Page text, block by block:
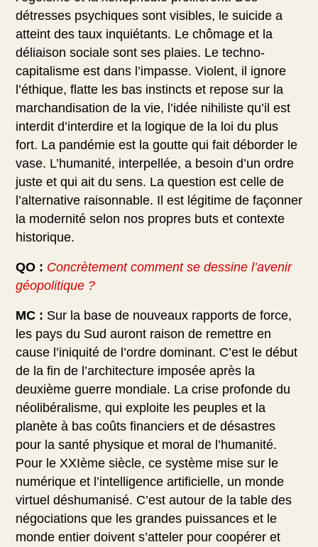
détresses psychiques sont visibles, le suicide a
atteint des taux inquiétants. Le chômage et la
déliaison sociale sont ses plaies. Le techno-
capitalisme est dans l’impasse. Violent, il ignore
l’éthique, flatte les bas instincts et repose sur la
marchandisation de la vie, l’idée nihiliste qu’il est
interdit d’interdire et la logique de la loi du plus
fort. La pandémie est la goutte qui fait déborder le
vase. L’humanité, interpellée, a besoin d’un ordre
juste et qui ait du sens. La question est celle de
l’alternative raisonnable. Il est légitime de façonner
la modernité selon nos propres buts et contexte
historique.
QO : Concrètement comment se dessine l’avenir
géopolitique ?
MC : Sur la base de nouveaux rapports de force,
les pays du Sud auront raison de remettre en
cause l’iniquité de l’ordre dominant. C’est le début
de la fin de l’architecture imposée après la
deuxième guerre mondiale. La crise profonde du
néolibéralisme, qui exploite les peuples et la
planète à bas coûts financiers et de désastres
pour la santé physique et moral de l’humanité.
Pour le XXIème siècle, ce système mise sur le
numérique et l’intelligence artificielle, un monde
virtuel déshumanisé. C’est autour de la table des
négociations que les grandes puissances et le
monde entier doivent s’atteler pour coopérer et